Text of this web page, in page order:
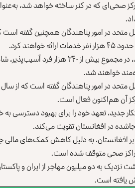
متحد در امور پناهندگان همچنین گفته
کرد.
بر اساس اعلامیه‌ی این نهاد، در
خواهند شد.
جدید، تعهد خود را برای بهبود دسترسی
در افغانستان تقویت می‌کند.
بر افغانستان، به دلیل کاهش کمک‌های
صحی متوقف شده است.
نزدیک به دو میلیون مهاجر از ایران
یافته است.